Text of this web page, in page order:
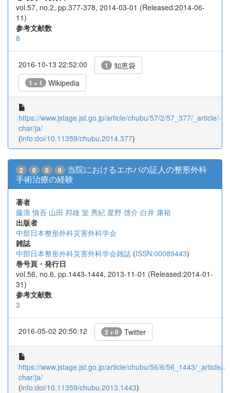
vol.57, no.2, pp.377-378, 2014-03-01 (Released:2014-06-
11)
参考文献数
8
2016-10-13 22:52:00 1 知恵袋
1 + 1 Wikipedia
https://www.jstage.jst.go.jp/article/chubu/57/2/57_377/_article/-
char/ja/
(info:doi/10.11359/chubu.2014.377)
2 0 0 0
当院におけるエホバの証人の整形外科
手術治療の経験
著者
藤浪 慎吾 山田 邦雄 室 秀紀 星野 啓介 白井 康裕
出版者
中部日本整形外科災害外科学会
雑誌
中部日本整形外科災害外科学会雑誌 (ISSN:00089443)
巻号頁・発行日
vol.56, no.6, pp.1443-1444, 2013-11-01 (Released:2014-01-
31)
参考文献数
3
2016-05-02 20:50:12 2 + 0 Twitter
https://www.jstage.jst.go.jp/article/chubu/56/6/56_1443/_article/-
char/ja/
(info:doi/10.11359/chubu.2013.1443)